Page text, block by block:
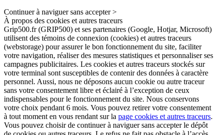
Continuer à naviguer sans accepter >
À propos des cookies et autres traceurs
Grip500.fr (GRIP500) et ses partenaires (Google, Hotjar, Microsoft)
utilisent des témoins de connexion (cookies) et autres traceurs
(webstorage) pour assurer le bon fonctionnement du site, faciliter
votre navigation, réaliser des mesures statistiques et personnaliser ses
campagnes publicitaires. Les cookies et autres traceurs stockés sur
votre terminal sont susceptibles de contenir des données à caractère
personnel. Aussi, nous ne déposons aucun cookie ou autre traceur
sans votre consentement libre et éclairé à l’exception de ceux
indispensables pour le fonctionnement du site. Nous conservons
votre choix pendant 6 mois. Vous pouvez retirer votre consentement
à tout moment en vous rendant sur la page cookies et autres traceurs.
Vous pouvez choisir de continuer à naviguer sans accepter le dépôt